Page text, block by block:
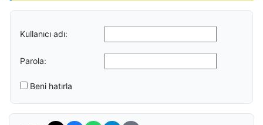
Kullanıcı adı:
Parola:
Beni hatırla